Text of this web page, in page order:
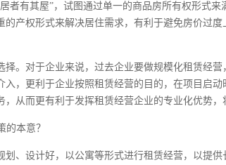
者有其屋”，试图通过单一的商品房所有权形式
的产权形式来解决居住需求，有利于避免房价过
。对于企业来说，过去企业要做规模化租赁经
，更利于企业按照租赁经营的目的，在项目启
从而更有利于发挥租赁经营企业的专业化优势，
本意？
、设计好，以公寓等形式进行租赁经营，以提供